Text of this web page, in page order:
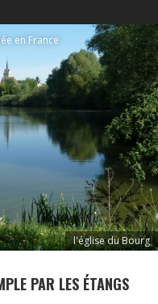
en France
l'église du Bourg
PAR LES ÉTANGS